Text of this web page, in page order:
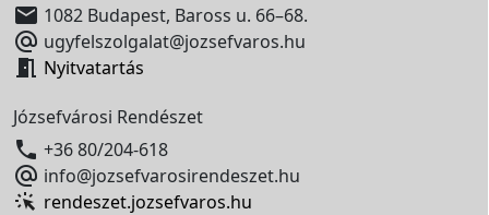
 1082 Budapest, Baross u. 66–68.
 ugyfelszolgalat@jozsefvaros.hu
 Nyitvatartás
Józsefvárosi Rendészet
 +36 80/204-618
 info@jozsefvarosirendeszet.hu
rendeszet.jozsefvaros.hu